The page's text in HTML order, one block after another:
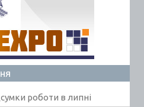
роботи в липні